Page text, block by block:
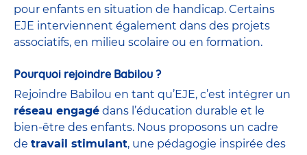
pour enfants en situation de handicap. Certains
EJE interviennent également dans des projets
associatifs, en milieu scolaire ou en formation.
Pourquoi rejoindre Babilou ?
Rejoindre Babilou en tant qu’EJE, c’est intégrer un
réseau engagé dans l’éducation durable et le
bien-être des enfants. Nous proposons un cadre
de travail stimulant, une pédagogie inspirée des